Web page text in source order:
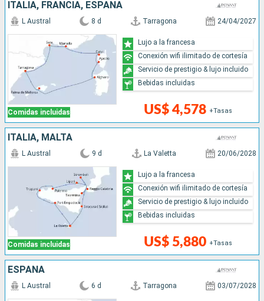
ITALIA, FRANCIA, ESPAÑA
Comidas incluidas
L Austral 8 d Tarragona 24/04/2027
US$ 4,578 +Tasas
Lujo a la francesa
Conexión wifi ilimitado de cortesía
Servicio de prestigio & lujo incluido
Bebidas incluidas
ITALIA, MALTA
Comidas incluidas
L Austral 9 d La Valetta 20/06/2028
US$ 5,880 +Tasas
Lujo a la francesa
Conexión wifi ilimitado de cortesía
Servicio de prestigio & lujo incluido
Bebidas incluidas
ESPAÑA
L Austral 6 d Tarragona 03/07/2028